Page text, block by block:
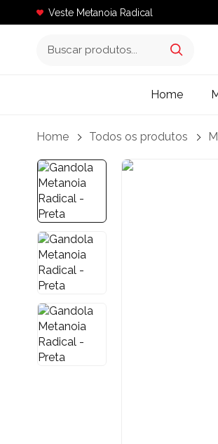
Veste Metanoia Radical
Home
Home Todos os produtos